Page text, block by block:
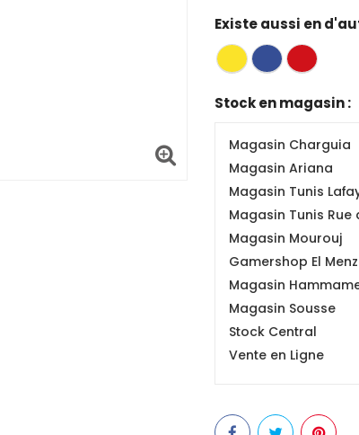
Existe aussi en
Stock en magasin :
Magasin Charguia
Magasin Ariana
Magasin Tunis
Magasin Tunis Rue
Magasin Mourouj
Gamershop El
Magasin
Magasin Sousse
Stock Central
Vente en Ligne